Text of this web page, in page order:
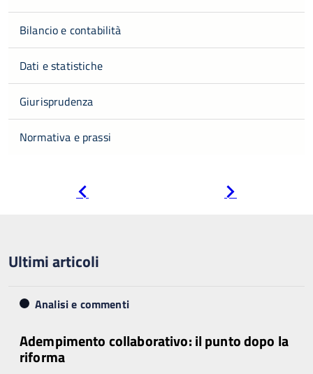
Bilancio e contabilità
Dati e statistiche
Giurisprudenza
Normativa e prassi
Ultimi articoli
Analisi e commenti
Adempimento collaborativo: il punto dopo la
riforma